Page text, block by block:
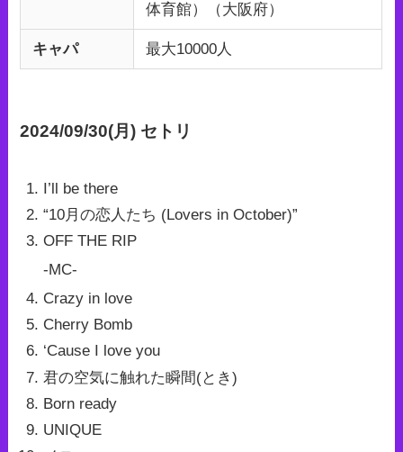
体育館）（大阪府）
キャパ 最大10000人
2024/09/30(月) セトリ
I’ll be there
“10月の恋人たち (Lovers in October)”
OFF THE RIP
-MC-
Crazy in love
Cherry Bomb
‘Cause I love you
君の空気に触れた瞬間(とき)
Born ready
UNIQUE